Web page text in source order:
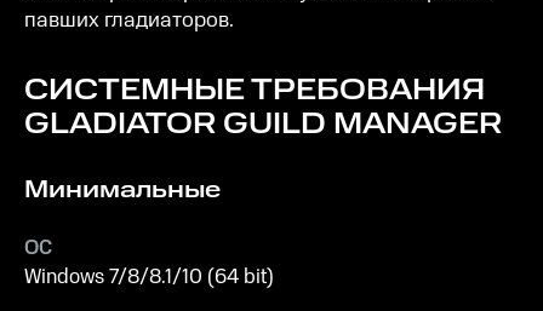
павших гладиаторов.
СИСТЕМНЫЕ ТРЕБОВАНИЯ
GLADIATOR GUILD MANAGER
Минимальные
ОС
Windows 7/8/8.1/10 (64 bit)